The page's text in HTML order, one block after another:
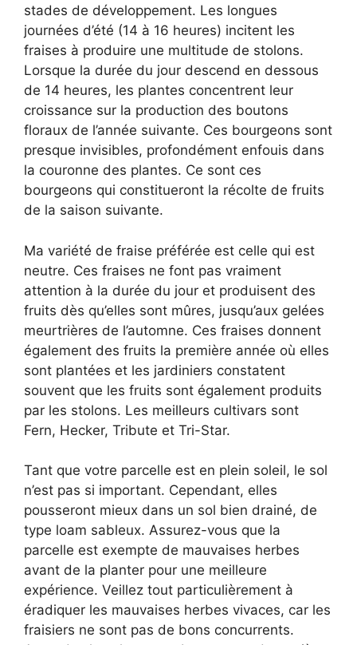
stades de développement. Les longues
journées d’été (14 à 16 heures) incitent les
fraises à produire une multitude de stolons.
Lorsque la durée du jour descend en dessous
de 14 heures, les plantes concentrent leur
croissance sur la production des boutons
floraux de l’année suivante. Ces bourgeons sont
presque invisibles, profondément enfouis dans
la couronne des plantes. Ce sont ces
bourgeons qui constitueront la récolte de fruits
de la saison suivante.
Ma variété de fraise préférée est celle qui est
neutre. Ces fraises ne font pas vraiment
attention à la durée du jour et produisent des
fruits dès qu’elles sont mûres, jusqu’aux gelées
meurtrières de l’automne. Ces fraises donnent
également des fruits la première année où elles
sont plantées et les jardiniers constatent
souvent que les fruits sont également produits
par les stolons. Les meilleurs cultivars sont
Fern, Hecker, Tribute et Tri-Star.
Tant que votre parcelle est en plein soleil, le sol
n’est pas si important. Cependant, elles
pousseront mieux dans un sol bien drainé, de
type loam sableux. Assurez-vous que la
parcelle est exempte de mauvaises herbes
avant de la planter pour une meilleure
expérience. Veillez tout particulièrement à
éradiquer les mauvaises herbes vivaces, car les
fraisiers ne sont pas de bons concurrents.